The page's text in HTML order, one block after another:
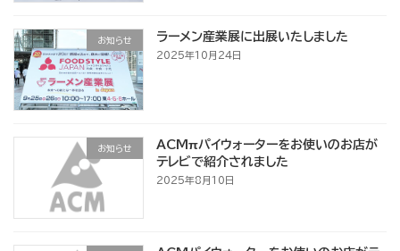
お知らせ ラーメン産業展に出展いたしました
2025年10月24日
お知らせ
ACMπパイウォーターをお使いのお店が
テレビで紹介されました
2025年8月10日